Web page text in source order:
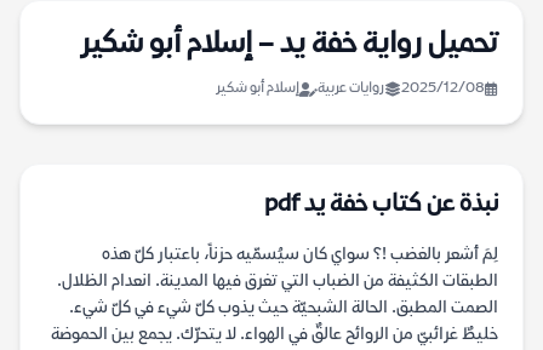
تحميل رواية خفة يد – إسلام أبو شكير
2025/12/08 روايات عربية إسلام أبو شكير
نبذة عن كتاب خفة يد pdf
لِمَ أشعر بالغضب !؟ سواي كان سيُسمّيه حزناً، باعتبار كلّ هذه
الطبقات الكثيفة من الضباب التي تغرق فيها المدينة. انعدام الظلال.
الصمت المطبق. الحالة الشبحيّة حيث يذوب كلّ شيء في كلّ شيء.
خليطٌ غرائبيّ من الروائح عالقٌ في الهواء. لا يتحرّك. يجمع بين الحموضة